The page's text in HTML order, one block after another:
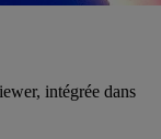
intégrée dans